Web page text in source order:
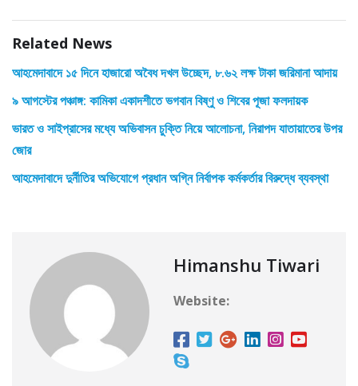
Related News
আহমেদাবাদে ১৫ দিনে হাজারো অবৈধ দখল উচ্ছেদ, ৮.৬২ লক্ষ টাকা জরিমানা আদায়
৯ আগস্টের পঞ্চাঙ্গ: কামিকা একাদশীতে ভগবান বিষ্ণু ও শিবের পূজা ফলদায়ক
ভারত ও সাইপ্রাসের মধ্যে অভিবাসন চুক্তি নিয়ে আলোচনা, নিরাপদ যাতায়াতের উপর
জোর
আহমেদাবাদে দুর্নীতির অভিযোগে প্রধান অগ্নি নির্বাপক কর্মকর্তার বিরুদ্ধে ব্যবস্থা
Himanshu Tiwari
Website: